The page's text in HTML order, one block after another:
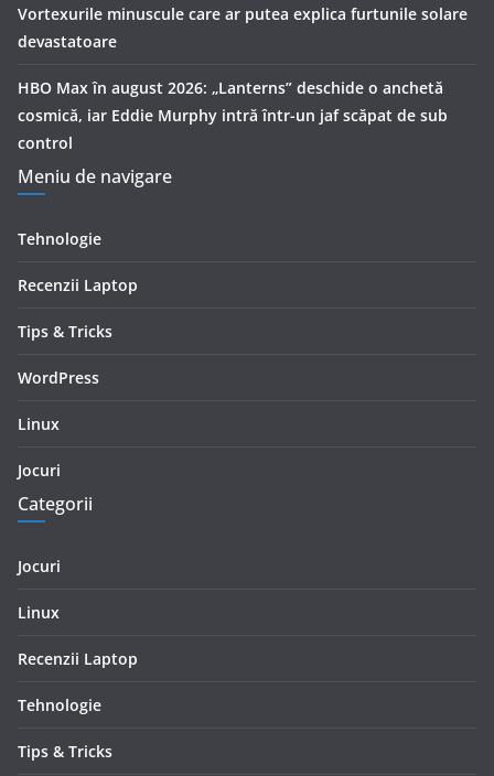
Vortexurile minuscule care ar putea explica furtunile solare
devastatoare
HBO Max în august 2026: „Lanterns” deschide o anchetă
cosmică, iar Eddie Murphy intră într-un jaf scăpat de sub
control
Meniu de navigare
Tehnologie
Recenzii Laptop
Tips & Tricks
WordPress
Linux
Jocuri
Categorii
Jocuri
Linux
Recenzii Laptop
Tehnologie
Tips & Tricks